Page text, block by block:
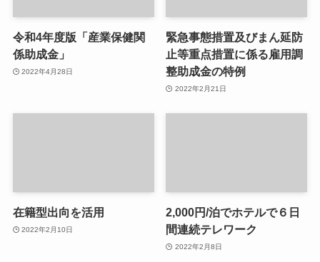
令和4年度版「産業保健関
係助成金」
2022年4月28日
緊急事態措置及びまん延防
止等重点措置に係る雇用調
整助成金の特例
2022年2月21日
在籍型出向を活用
2022年2月10日
2,000円/泊でホテルで６日
間連続テレワーク
2022年2月8日